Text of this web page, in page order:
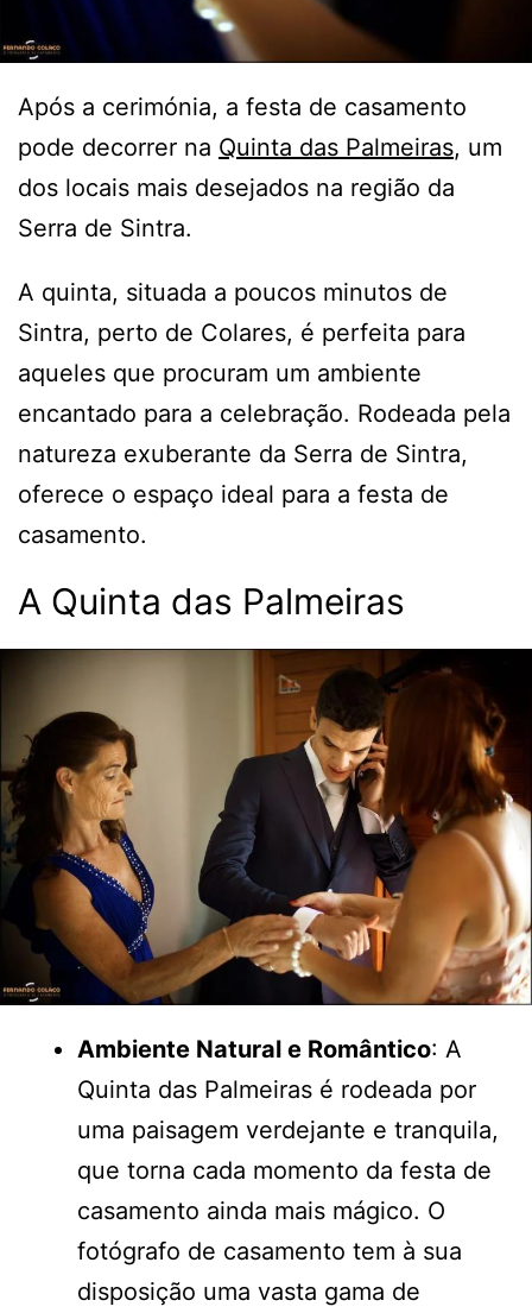
Após a cerimónia, a festa de casamento
pode decorrer na Quinta das Palmeiras, um
dos locais mais desejados na região da
Serra de Sintra.
A quinta, situada a poucos minutos de
Sintra, perto de Colares, é perfeita para
aqueles que procuram um ambiente
encantado para a celebração. Rodeada pela
natureza exuberante da Serra de Sintra,
oferece o espaço ideal para a festa de
casamento.
A Quinta das Palmeiras
Ambiente Natural e Romântico: A
Quinta das Palmeiras é rodeada por
uma paisagem verdejante e tranquila,
que torna cada momento da festa de
casamento ainda mais mágico. O
fotógrafo de casamento tem à sua
disposição uma vasta gama de